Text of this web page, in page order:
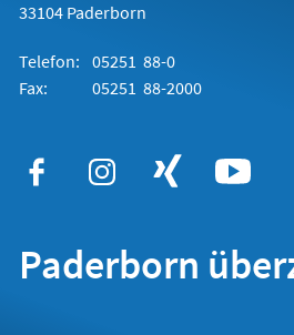
33104 Paderborn
Telefon: 05251 88-0
Fax:
05251 88-2000
Paderborn